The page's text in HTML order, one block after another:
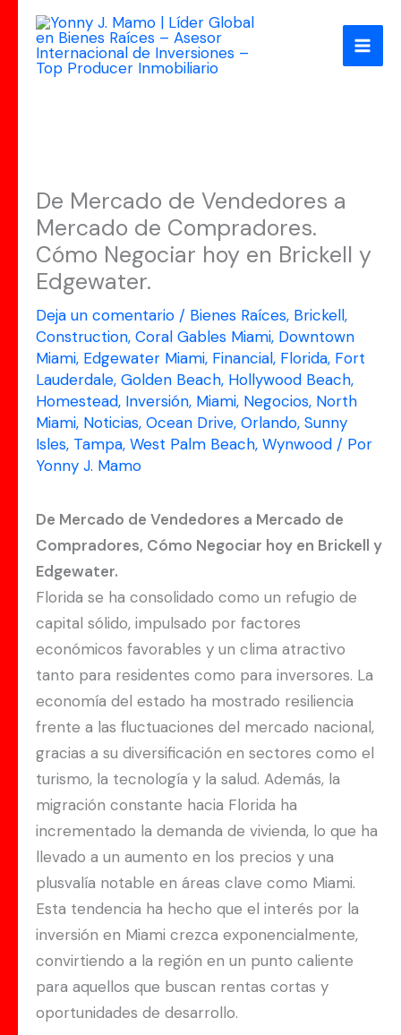
contenido
De Mercado de Vendedores a
Mercado de Compradores.
Cómo Negociar hoy en Brickell y
Edgewater.
Deja un comentario / Bienes Raíces, Brickell,
Construction, Coral Gables Miami, Downtown
Miami, Edgewater Miami, Financial, Florida, Fort
Lauderdale, Golden Beach, Hollywood Beach,
Homestead, Inversión, Miami, Negocios, North
Miami, Noticias, Ocean Drive, Orlando, Sunny
Isles, Tampa, West Palm Beach, Wynwood / Por
Yonny J. Mamo
De Mercado de Vendedores a Mercado de
Compradores, Cómo Negociar hoy en Brickell y
Edgewater.
Florida se ha consolidado como un refugio de
capital sólido, impulsado por factores
económicos favorables y un clima atractivo
tanto para residentes como para inversores. La
economía del estado ha mostrado resiliencia
frente a las fluctuaciones del mercado nacional,
gracias a su diversificación en sectores como el
turismo, la tecnología y la salud. Además, la
migración constante hacia Florida ha
incrementado la demanda de vivienda, lo que ha
llevado a un aumento en los precios y una
plusvalía notable en áreas clave como Miami.
Esta tendencia ha hecho que el interés por la
inversión en Miami crezca exponencialmente,
convirtiendo a la región en un punto caliente
para aquellos que buscan rentas cortas y
oportunidades de desarrollo.